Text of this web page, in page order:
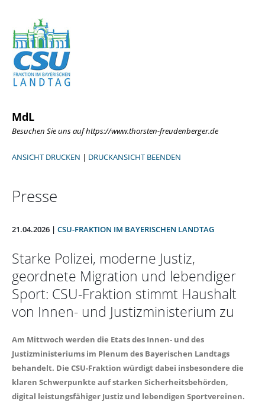
MdL
Besuchen Sie uns auf https://www.thorsten-freudenberger.de
ANSICHT DRUCKEN | DRUCKANSICHT BEENDEN
Presse
21.04.2026 | CSU-FRAKTION IM BAYERISCHEN LANDTAG
Starke Polizei, moderne Justiz,
geordnete Migration und lebendiger
Sport: CSU-Fraktion stimmt Haushalt
von Innen- und Justizministerium zu
Am Mittwoch werden die Etats des Innen- und des
Justizministeriums im Plenum des Bayerischen Landtags
behandelt. Die CSU-Fraktion würdigt dabei insbesondere die
klaren Schwerpunkte auf starken Sicherheitsbehörden,
digital leistungsfähiger Justiz und lebendigen Sportvereinen.